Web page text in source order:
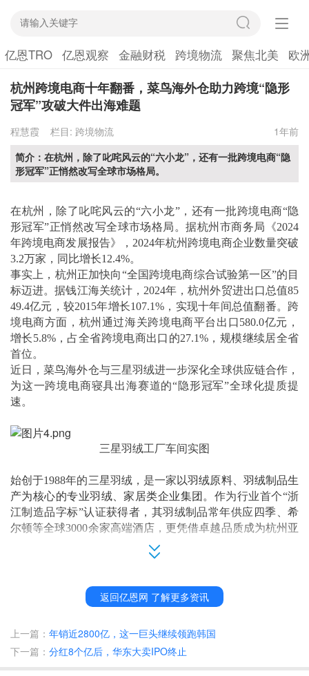
亿恩TRO 亿恩观察 金融财税 跨境物流 聚焦北美 欧
杭州跨境电商十年翻番，菜鸟海外仓助力跨境“隐形
冠军”攻破大件出海难题
程慧霞 栏目: 跨境物流
1年前
简介：在杭州，除了叱咤风云的“六小龙”，还有一批跨境电商“隐
形冠军”正悄然改写全球市场格局。
在杭州，除了叱咤风云的“六小龙”，还有一批跨境电商“隐
形冠军”正悄然改写全球市场格局。据杭州市商务局《2024
年跨境电商发展报告》，2024年杭州跨境电商企业数量突破
3.2万家，同比增长12.4%。
事实上，杭州正加快向“全国跨境电商综合试验第一区”的目
标迈进。据钱江海关统计，2024年，杭州外贸进出口总值85
49.4亿元，较2015年增长107.1%，实现十年间总值翻番。跨
境电商方面，杭州通过海关跨境电商平台出口580.0亿元，
增长5.8%，占全省跨境电商出口的27.1%，规模继续居全省
首位。
近日，菜鸟海外仓与三星羽绒进一步深化全球供应链合作，
为这一跨境电商寝具出海赛道的“隐形冠军”全球化提质提
速。
三星羽绒工厂车间实图
始创于1988年的三星羽绒，是一家 以羽绒原料、羽绒制品生
产为核心的专业羽绒、家居类企业集团。 作为行业首个“浙
江制造品字标”认证获得者，其羽绒制品常年供应四季、希
尔顿等全球3000余家高端酒店，更凭借卓越品质成为杭州亚
2020年，这家“老牌劲旅”便敏锐地
被、床垫等轻抛货、大件货，在出海过程面临海运货柜装载
率低、运费高、入仓难、海外仓库存管理不透明等痛点。
菜鸟海外仓与三星羽绒在深圳地铁的联名广告
返回亿恩网 了解更多资讯
上一篇： 年销近2800亿，这一巨头继续领跑韩国
下一篇： 分红8个亿后，华东大卖IPO终止